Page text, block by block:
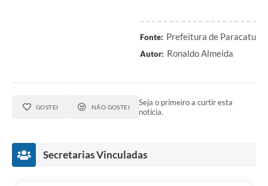
Fonte: Prefeitura de Paracatu
Autor: Ronaldo Almeida
GOSTEI NÃO GOSTEI
Seja o primeiro a curtir esta
notícia.
Secretarias Vinculadas